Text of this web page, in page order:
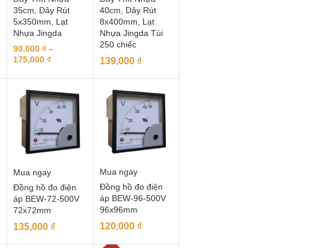
35cm, Dây Rút
5x350mm, Lạt
Nhựa Jingda
90,000 ₫–
175,000 ₫
40cm, Dây Rút
8x400mm, Lạt
Nhựa Jingda Túi
250 chiếc
139,000 ₫
Mua ngay
Đồng hồ đo điện
áp BEW-72-500V
72x72mm
135,000 ₫
Mua ngay
Đồng hồ đo điện
áp BEW-96-500V
96x96mm
120,000 ₫